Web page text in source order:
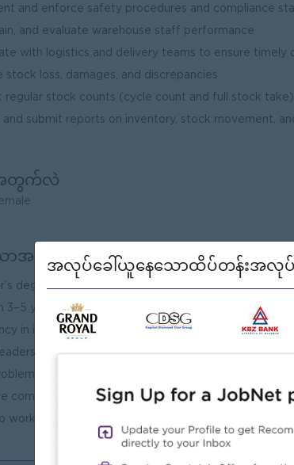
and enforce safety procedures and compliance
and evaluate warehouse staff performance
with logistics and delivery teams to ensure timely
stock loss, damages, and discrepancies
regular stock counts (cycle count and full stock take)
and submit reports on inventory, stock movement,
တွက်လဲ
အရည်အချင်း
degree in Supply Chain Management, Logistics,
3–5 years of experience in warehouse management
in inventory systems (ERP, WMS, Excel)
and team management skills
solving and organizational abilities
communication skills
work under pressure and meet deadlines
အလုပ်ခေါ်ယူနေသောထိပ်တန်းအလုပ်ရှ